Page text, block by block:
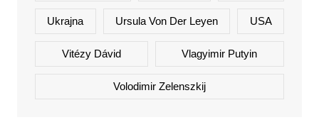
Ukrajna Ursula Von Der Leyen USA
Vitézy Dávid Vlagyimir Putyin
Volodimir Zelenszkij